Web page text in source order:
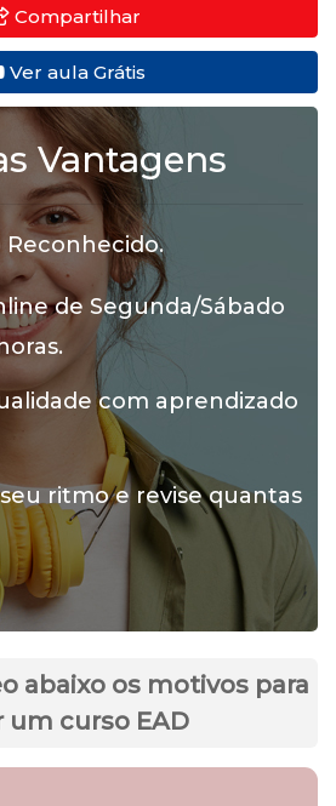
Compartilhar
Ver aula Grátis
Vantagens
Reconhecido.
de Segunda/Sábado
com aprendizado
ritmo e revise quantas
abaixo os motivos para
um curso EAD